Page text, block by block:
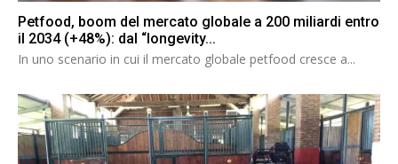
Petfood, boom del mercato globale a 200 miliardi entro
il 2034 (+48%): dal “longevity...
In uno scenario in cui il mercato globale petfood cresce a...